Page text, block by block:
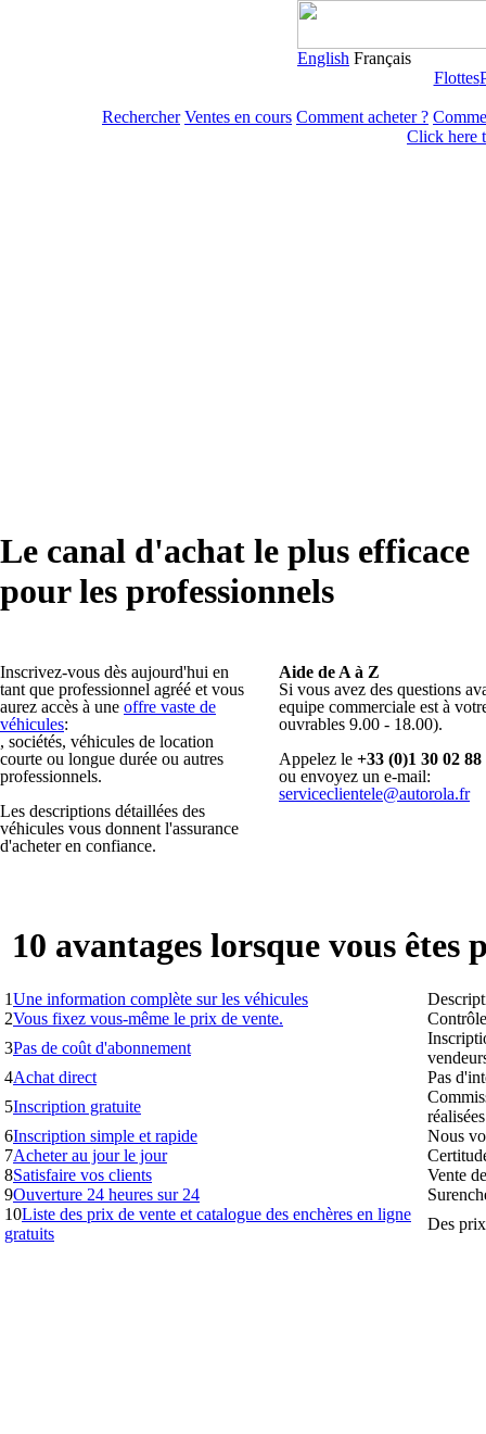
English Français
Flottes
Rechercher Ventes en cours Comment acheter ?
Click here
Le canal d'achat le plus efficace
pour les professionnels
Inscrivez-vous dès aujourd'hui en
tant que professionnel agréé et vous
aurez accès à une offre vaste de
véhicules:
, sociétés, véhicules de location
courte ou longue durée ou autres
professionnels.
Les descriptions détaillées des
véhicules vous donnent l'assurance
d'acheter en confiance.
Aide de A à Z
Si vous avez des questions
equipe commerciale est à
ouvrables 9.00 - 18.00).
Appelez le +33 (0)1 30 02 88
ou envoyez un e-mail:
serviceclientele@autorola.fr
10 avantages lorsque vous êtes
1Une information complète sur les véhicules
2Vous fixez vous-même le prix de vente.
3Pas de coût d'abonnement
4Achat direct
Pas
5Inscription gratuite
réalisées
6Inscription simple et rapide
Nous
7Acheter au jour le jour
8Satisfaire vos clients
Vente
9Ouverture 24 heures sur 24
10Liste des prix de vente et catalogue des enchères en ligne
gratuits
Des